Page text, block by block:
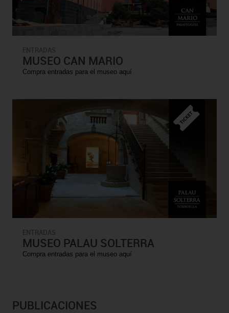
MUSEO CAN MARIO
Compra entradas para el museo aquí
MUSEO PALAU SOLTERRA
Compra entradas para el museo aquí
PUBLICACIONES